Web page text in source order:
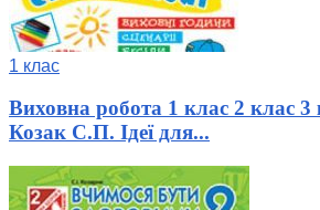
1 клас
Виховна робота 1 клас 2 клас
Козак С.П. Ідеї для...